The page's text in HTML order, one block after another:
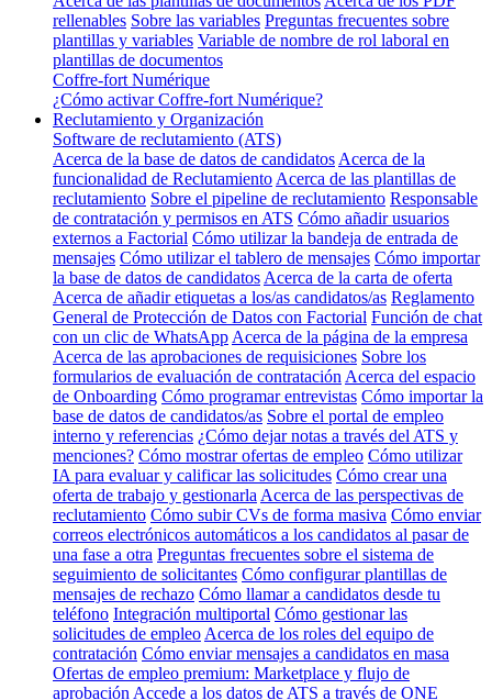
rellenables Sobre las variables Preguntas frecuentes sobre
plantillas y variables Variable de nombre de rol laboral en
plantillas de documentos
Coffre-fort Numérique
¿Cómo activar Coffre-fort Numérique?
Reclutamiento y Organización
Software de reclutamiento (ATS)
Acerca de la base de datos de candidatos Acerca de la
funcionalidad de Reclutamiento Acerca de las plantillas de
reclutamiento Sobre el pipeline de reclutamiento Responsable
de contratación y permisos en ATS Cómo añadir usuarios
externos a Factorial Cómo utilizar la bandeja de entrada de
mensajes Cómo utilizar el tablero de mensajes Cómo importar
la base de datos de candidatos Acerca de la carta de oferta
Acerca de añadir etiquetas a los/as candidatos/as Reglamento
General de Protección de Datos con Factorial Función de chat
con un clic de WhatsApp Acerca de la página de la empresa
Acerca de las aprobaciones de requisiciones Sobre los
formularios de evaluación de contratación Acerca del espacio
de Onboarding Cómo programar entrevistas Cómo importar la
base de datos de candidatos/as Sobre el portal de empleo
interno y referencias ¿Cómo dejar notas a través del ATS y
menciones? Cómo mostrar ofertas de empleo Cómo utilizar
IA para evaluar y calificar las solicitudes Cómo crear una
oferta de trabajo y gestionarla Acerca de las perspectivas de
reclutamiento Cómo subir CVs de forma masiva Cómo enviar
correos electrónicos automáticos a los candidatos al pasar de
una fase a otra Preguntas frecuentes sobre el sistema de
seguimiento de solicitantes Cómo configurar plantillas de
mensajes de rechazo Cómo llamar a candidatos desde tu
teléfono Integración multiportal Cómo gestionar las
solicitudes de empleo Acerca de los roles del equipo de
contratación Cómo enviar mensajes a candidatos en masa
Ofertas de empleo premium: Marketplace y flujo de
aprobación Accede a los datos de ATS a través de ONE